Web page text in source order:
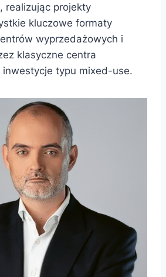
realizując projekty
kluczowe formaty
wyprzedażowych i
klasyczne centra
typu mixed-use.